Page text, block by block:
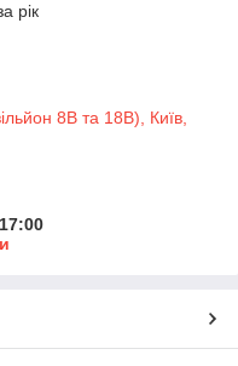
рік
8В та 18В), Київ,